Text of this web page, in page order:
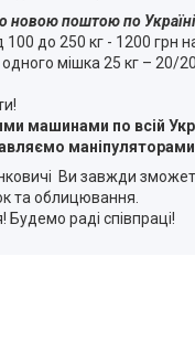
поштою по
100 до 250 кг - 1200
мішка 25 кг – 20/
машинами по всій
Ви завжди
та облицювання.
раді співпраці!